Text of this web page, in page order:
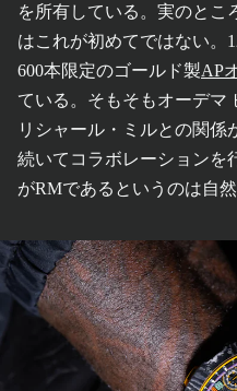
を所有している。実のとこ
はこれが初めてではない。
600本限定のゴールド製AP
ている。そもそもオーデマ
リシャール・ミルとの関係
続いてコラボレーションを
がRMであるというのは自